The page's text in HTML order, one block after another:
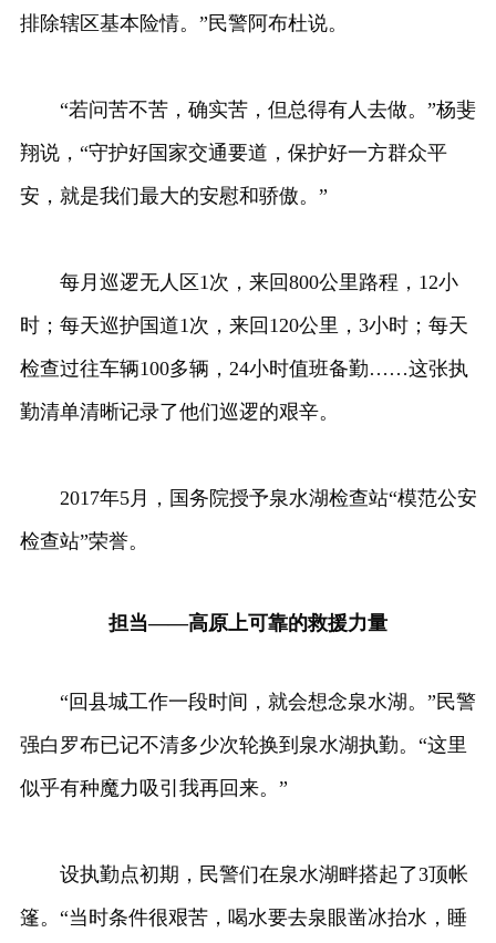
排除辖区基本险情。”民警阿布杜说。
“若问苦不苦，确实苦，但总得有人去做。”杨斐
翔说，“守护好国家交通要道，保护好一方群众平
安，就是我们最大的安慰和骄傲。”
每月巡逻无人区1次，来回800公里路程，12小
时；每天巡护国道1次，来回120公里，3小时；每天
检查过往车辆100多辆，24小时值班备勤……这张执
勤清单清晰记录了他们巡逻的艰辛。
2017年5月，国务院授予泉水湖检查站“模范公安
检查站”荣誉。
担当——高原上可靠的救援力量
“回县城工作一段时间，就会想念泉水湖。”民警
强白罗布已记不清多少次轮换到泉水湖执勤。“这里
似乎有种魔力吸引我再回来。”
设执勤点初期，民警们在泉水湖畔搭起了3顶帐
篷。“当时条件很艰苦，喝水要去泉眼凿冰抬水，睡